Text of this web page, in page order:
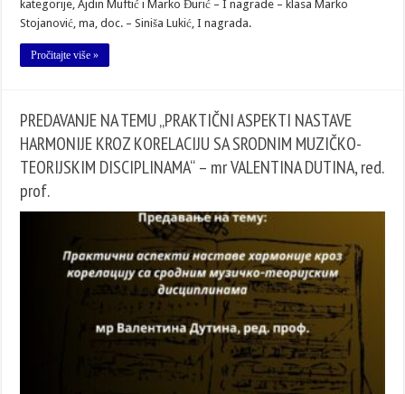
kategorije, Ajdin Muftić i Marko Đurić – I nagrade – klasa Marko
Stojanović, ma, doc. – Siniša Lukić, I nagrada.
Pročitajte više »
PREDAVANJE NA TEMU „PRAКTIČNI ASPEКTI NASTAVE
HARMONIJE КROZ КORELACIJU SA SRODNIM MUZIČКO-
TEORIJSКIM DISCIPLINAMA“ – mr VALENTINA DUTINA, red.
prof.